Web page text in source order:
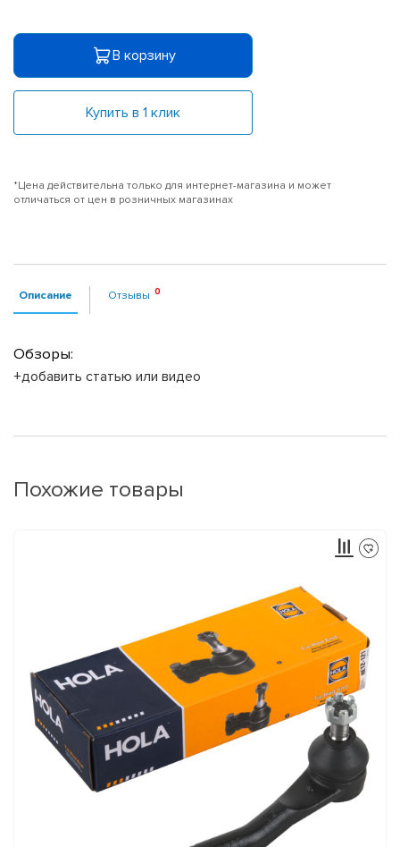
В корзину
Купить в 1 клик
*Цена действительна только для интернет-магазина и может
отличаться от цен в розничных магазинах
Описание Отзывы
Обзоры:
+добавить статью или видео
Похожие товары